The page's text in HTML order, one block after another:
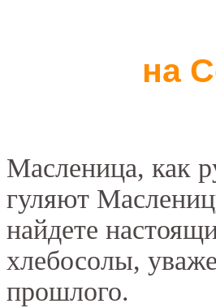
на
Масленица, как
гуляют
найдете
хлебосолы,
прошлого.